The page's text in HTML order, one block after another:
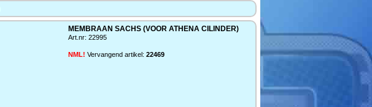
MEMBRAAN SACHS (VOOR ATHENA CILINDER)
Art.nr: 22995
NML! Vervangend artikel: 22469